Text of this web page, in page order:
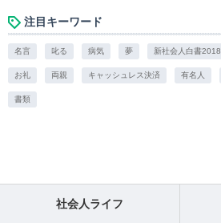
注目キーワード
名言 叱る 病気 夢 新社会人白書2018
お礼 両親 キャッシュレス決済 有名人
書類
社会人ライフ